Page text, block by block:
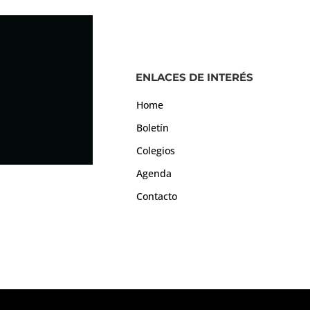
ENLACES DE INTERÉS
Home
Boletín
Colegios
Agenda
Contacto